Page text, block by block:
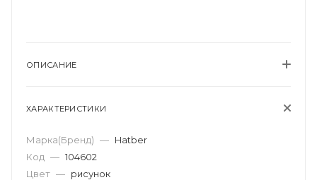
ОПИСАНИЕ
ХАРАКТЕРИСТИКИ
Марка(Бренд) — Hatber
Код — 104602
Цвет — рисунок